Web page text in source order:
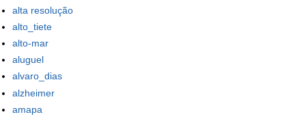
alta resolução
alto_tiete
alto-mar
aluguel
alvaro_dias
alzheimer
amapa